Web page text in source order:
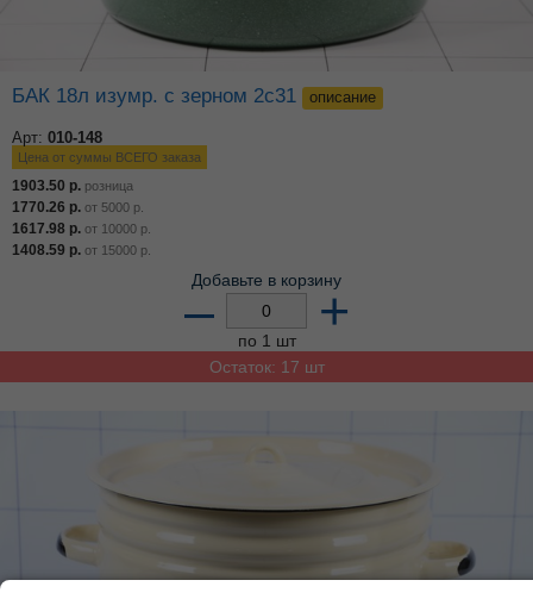
БАК 18л изумр. с зерном 2с31 описание
Арт: 010-148
Цена от суммы ВСЕГО заказа
1903.50 р. розница
1770.26 р. от 5000 р.
1617.98 р. от 10000 р.
1408.59 р. от 15000 р.
Добавьте в корзину
– +
по 1 шт
Остаток: 17 шт